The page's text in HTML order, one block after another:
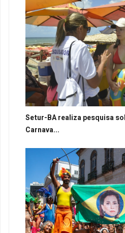
Setur-BA realiza pesquisa
Carnava...